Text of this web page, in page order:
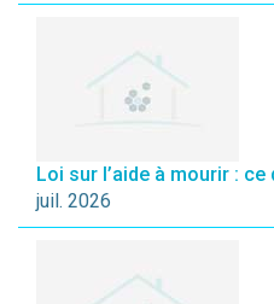
Loi sur l’aide à mourir :
juil. 2026